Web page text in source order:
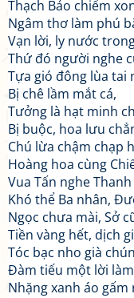
Thạch Bảo chiếm
Ngâm thơ làm phú
Vạn lời, ly nước
Thứ đó người nghe
Tựa gió đông lùa tai
Bị chê lầm mắt cá,
Tưởng là hạt minh
Bị buộc, hoa lưu
Chú lừa chậm chạp
Hoàng hoa cùng
Vua Tấn nghe
Khó thể Ba nhân,
Ngọc chưa mài, Sở
Tiền vàng hết, dịch
Tóc bạc nho già
Đàm tiếu một lời
Nhặng xanh áo